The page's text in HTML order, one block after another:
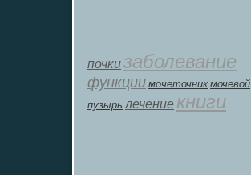
почкизаболевание
функции мοчеточник мочевой
пузырь лечение книги